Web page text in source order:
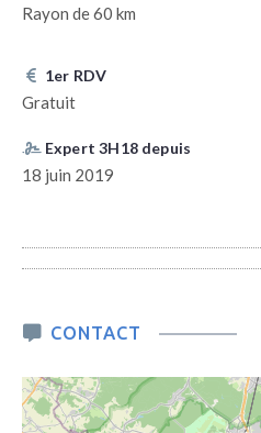
Rayon de 60 km
1er RDV
Gratuit
Expert 3H18 depuis
18 juin 2019
CONTACT